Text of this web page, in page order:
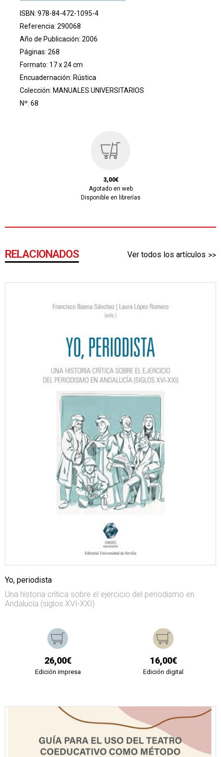
ISBN: 978-84-472-1095-4
Referencia: 290068
Año de Publicación: 2006
Páginas: 268
Formato: 17 x 24 cm
Encuadernación: Rústica
Colección: MANUALES UNIVERSITARIOS
Nº: 68
3,00€
Agotado en web
Disponible en librerías
RELACIONADOS Ver todos los artículos
Yo, periodista
Una historia crítica sobre el ejercicio del periodismo en
Andalucía (siglos XVI-XXI)
26,00€
Edición impresa
16,00€
Edición digital